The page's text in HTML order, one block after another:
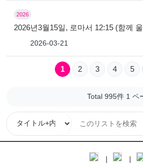
2026
2026년3월15일, 로마서 12:15 (함께
2026-03-21
1 2 3 4 5
Total 995件1 ペ